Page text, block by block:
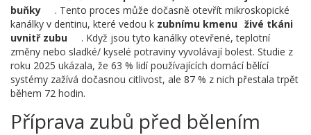
buňky
. Tento proces může dočasně otevřít mikroskopické
kanálky v dentinu, které vedou k zubnímu kmenu živé tkáni
uvnitř zubu
. Když jsou tyto kanálky otevřené, teplotní
změny nebo sladké/ kyselé potraviny vyvolávají bolest. Studie z
roku 2025 ukázala, že 63 % lidí používajících domácí bělící
systémy zažívá dočasnou citlivost, ale 87 % z nich přestala trpět
během 72 hodin.
Příprava zubů před bělením